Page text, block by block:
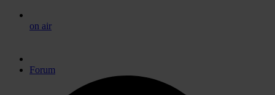
on air
Forum